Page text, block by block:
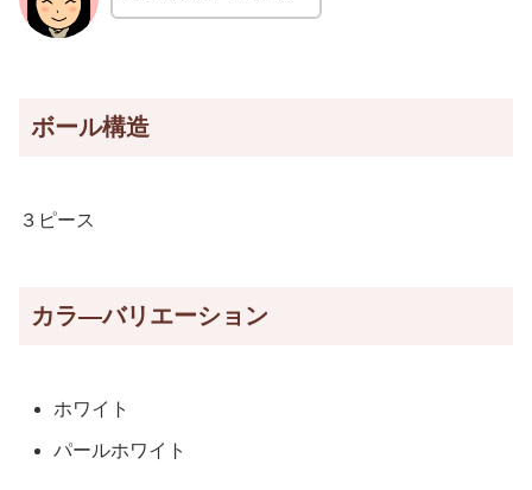
ボール構造
３ピース
カラ―バリエーション
ホワイト
パールホワイト